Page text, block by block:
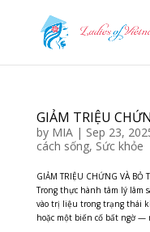
GIẢM TRIỆU
by MIA| Sep 23,
cách sống, Sức khỏe
GIẢM TRIỆU CHỨNG VÀ BỎ
Trong thực hành tâm lý lâm
vào trị liệu trong trạng thái
hoặc một biến cố bất ngờ